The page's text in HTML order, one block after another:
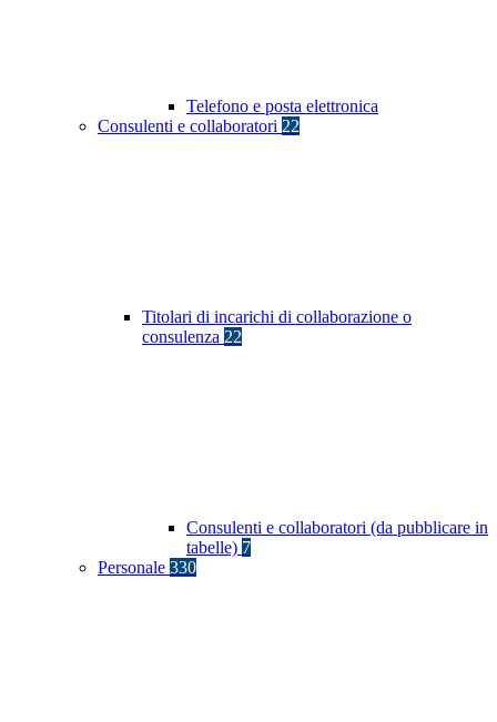
Telefono e posta elettronica
Consulenti e collaboratori 22
Titolari di incarichi di collaborazione o
consulenza 22
Consulenti e collaboratori (da pubblicare in
tabelle) 7
Personale 330